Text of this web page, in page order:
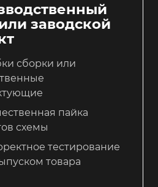
заводской
сборки или
пайка
схемы
тестирование
товара